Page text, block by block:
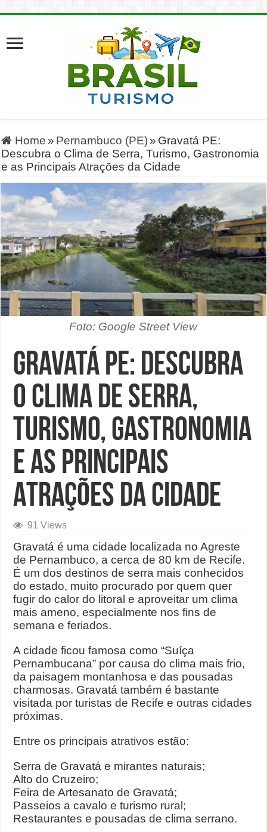
Home » Pernambuco (PE) » Gravatá PE:
Descubra o Clima de Serra, Turismo, Gastronomia
e as Principais Atrações da Cidade
Foto: Google Street View
Gravatá PE: Descubra
o Clima de Serra,
Turismo, Gastronomia
e as Principais
Atrações da Cidade
91 Views
Gravatá é uma cidade localizada no Agreste
de Pernambuco, a cerca de 80 km de Recife.
É um dos destinos de serra mais conhecidos
do estado, muito procurado por quem quer
fugir do calor do litoral e aproveitar um clima
mais ameno, especialmente nos fins de
semana e feriados.
A cidade ficou famosa como “Suíça
Pernambucana” por causa do clima mais frio,
da paisagem montanhosa e das pousadas
charmosas. Gravatá também é bastante
visitada por turistas de Recife e outras cidades
próximas.
Entre os principais atrativos estão:
Serra de Gravatá e mirantes naturais;
Alto do Cruzeiro;
Feira de Artesanato de Gravatá;
Passeios a cavalo e turismo rural;
Restaurantes e pousadas de clima serrano.